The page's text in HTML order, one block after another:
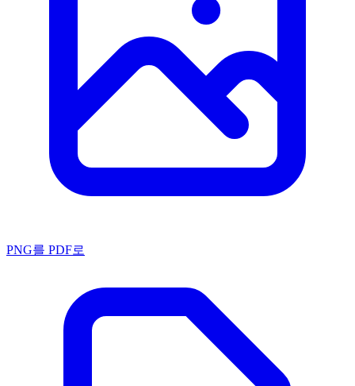
PNG를 PDF로